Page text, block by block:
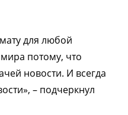
для любой
потому, что
новости. И всегда
– подчеркнул